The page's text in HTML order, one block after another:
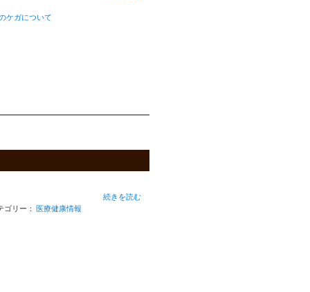
ケガについて
続きを読む
ゴリー： 医療健康情報